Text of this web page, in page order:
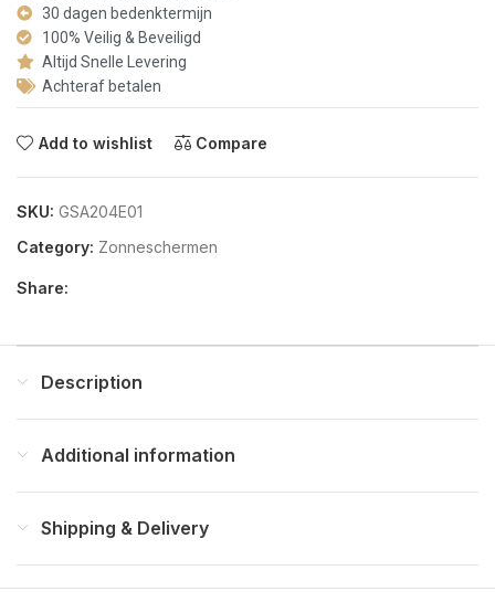
30 dagen bedenktermijn
100% Veilig & Beveiligd
Altijd Snelle Levering
Achteraf betalen
Add to wishlist Compare
SKU: GSA204E01
Category: Zonneschermen
Share:
Description
Additional information
Shipping & Delivery